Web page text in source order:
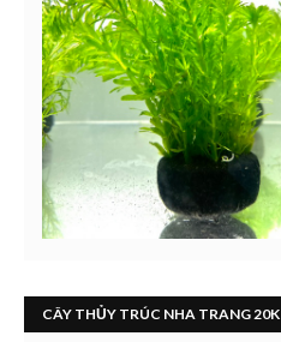
CÂY THỦY TRÚC NHA TRANG 20K